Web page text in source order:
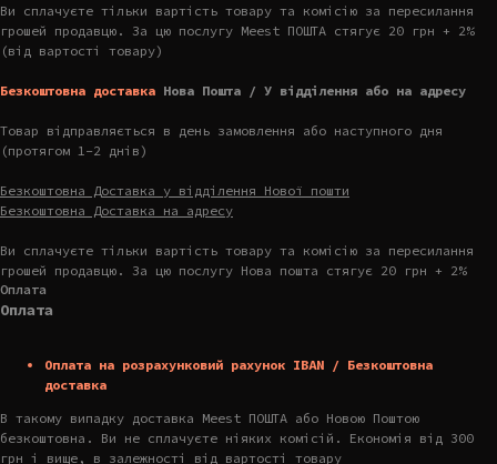
Ви сплачуєте тільки вартість товару та комісію за пересилання
грошей продавцю. За цю послугу Meest ПОШТА стягує 20 грн + 2%
(від вартості товару)
Безкоштовна доставка Нова Пошта / У відділення або на адресу
Товар відправляється в день замовлення або наступного дня
(протягом 1-2 днів)
Безкоштовна Доставка у відділення Нової пошти
Безкоштовна Доставка на адресу
Ви сплачуєте тільки вартість товару та комісію за пересилання
грошей продавцю. За цю послугу Нова пошта стягує 20 грн + 2%
Оплата
Оплата
Оплата на розрахунковий рахунок IBAN / Безкоштовна
доставка
В такому випадку доставка Meest ПОШТА або Новою Поштою
безкоштовна. Ви не сплачуєте ніяких комісій. Економія від 300
грн і вище, в залежності від вартості товару